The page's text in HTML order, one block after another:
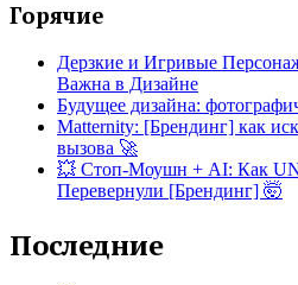
Горячие
Дерзкие и Игривые
Важна в Дизайне
Будущее дизайна:
Matternity: [Брендинг] как
вызова 🚀
💥 Стоп-Моушн + AI: Как
Перевернули [Брендинг] 🤯
Последние